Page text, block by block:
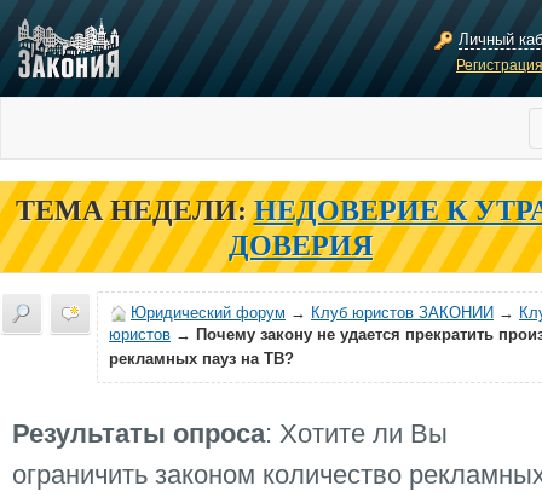
Личный
ТЕМА НЕДЕЛИ: НЕДОВЕРИЕ К
ДОВЕРИЯ
Юридический форум → Клуб юристов ЗАКОНИИ →
юристов → Почему закону не удается прекратить
рекламных пауз на ТВ?
Результаты опроса: Хотите ли Вы
ограничить законом количество